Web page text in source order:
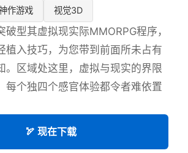
作游戏 视觉3D
破型其虚拟现实际MMORPG程序，
植入技巧，为您带到前面所未占有
。区域处这里，虚拟与现实的界限
每个独四个感官体验都令者难依置
🏹 现在下载